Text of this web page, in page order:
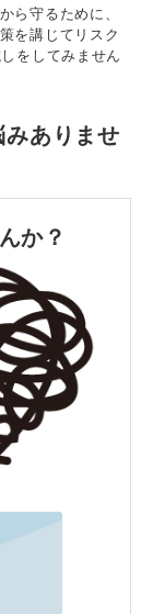
ら守るために、
を講じてリスク
をしてみません
ありませ
か？